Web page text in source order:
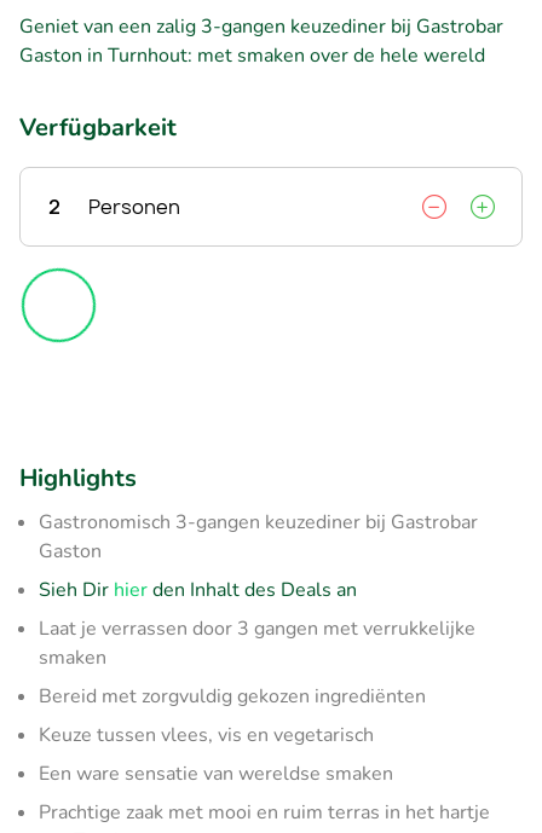
Geniet van een zalig 3-gangen keuzediner bij Gastrobar
Gaston in Turnhout: met smaken over de hele wereld
Verfügbarkeit
2 Personen
Highlights
Gastronomisch 3-gangen keuzediner bij Gastrobar
Gaston
Sieh Dir hierden Inhalt des Deals an
Laat je verrassen door 3 gangen met verrukkelijke
smaken
Bereid met zorgvuldig gekozen ingrediënten
Keuze tussen vlees, vis en vegetarisch
Een ware sensatie van wereldse smaken
Prachtige zaak met mooi en ruim terras in het hartje